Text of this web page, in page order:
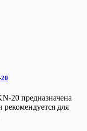
20 предназначена
рекомендуется для